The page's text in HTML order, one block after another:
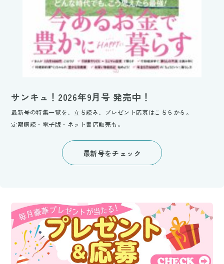
サンキュ！2026年9月号 発売中！
最新号の特集一覧を、立ち読み、プレゼント応募はこちらから。
定期購読・電子版・ネット書店販売も。
最新号をチェック